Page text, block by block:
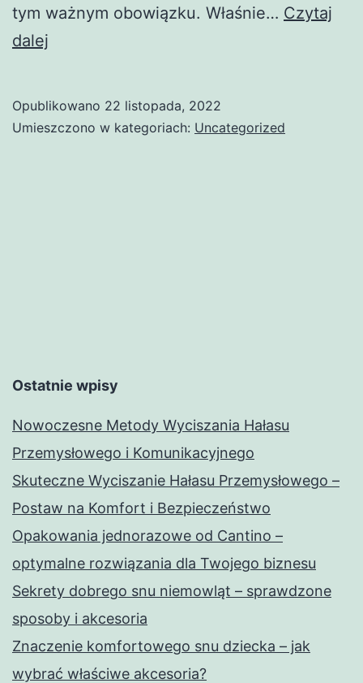
tym ważnym obowiązku. Właśnie… Czytaj
dalej
jak
Opublikowano 22 listopada, 2022
Umieszczono w kategoriach: Uncategorized
Ostatnie wpisy
Nowoczesne Metody Wyciszania Hałasu
Przemysłowego i Komunikacyjnego
Skuteczne Wyciszanie Hałasu Przemysłowego –
Postaw na Komfort i Bezpieczeństwo
Opakowania jednorazowe od Cantino –
optymalne rozwiązania dla Twojego biznesu
Sekrety dobrego snu niemowląt – sprawdzone
sposoby i akcesoria
Znaczenie komfortowego snu dziecka – jak
wybrać właściwe akcesoria?